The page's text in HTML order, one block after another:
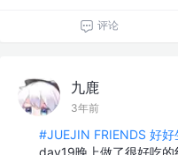
评论
九鹿
3年前
#JUEJIN FRIENDS 好
day19晚上做了很好吃